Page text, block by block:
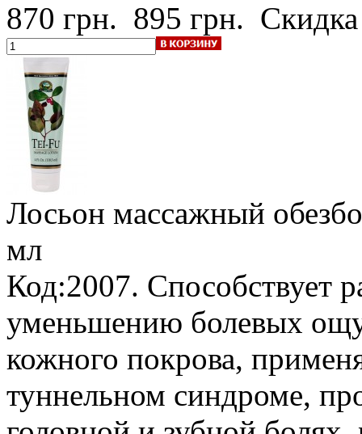
870 грн. 895 грн.
Лосьон массажный
мл
Код:2007. Способствует
уменьшению болевых
кожного покрова,
туннельном синдроме,